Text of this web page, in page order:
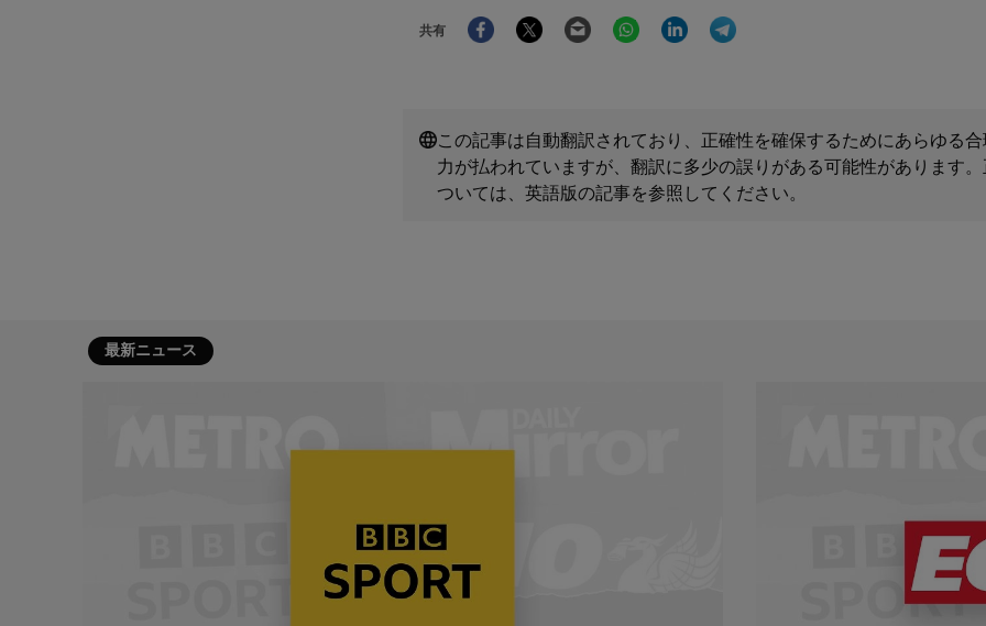
共有
FacebookTwitter Email WhatsAppLinkedIn
この記事は自動翻訳されており、正確性を確保するためにあらゆる
力が払われていますが、翻訳に多少の誤りがある可能性があります
ついては、英語版の記事を参照してください。
最新ニュース